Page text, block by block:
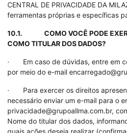
CENTRAL DE PRIVACIDADE DA
ferramentas próprias e específicas
10.1. COMO VOCÊ PODE
COMO TITULAR DOS DADOS?
· Em caso de dúvidas, entre em
por meio do e-mail
· Para exercer os direitos
necessário enviar um e-mail para o
privacidade@grupoallma.com.br,
Nome do titular dos dados,
quais ações deseja realizar